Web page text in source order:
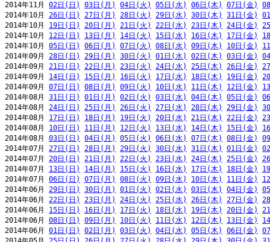
2014年11月 02日(日) 03日(月) 04日(火) 05日(水) 06日(木) 07日(金)
2014年10月 26日(日) 27日(月) 28日(火) 29日(水) 30日(木) 31日(金)
2014年10月 19日(日) 20日(月) 21日(火) 22日(水) 23日(木) 24日(金)
2014年10月 12日(日) 13日(月) 14日(火) 15日(水) 16日(木) 17日(金)
2014年10月 05日(日) 06日(月) 07日(火) 08日(水) 09日(木) 10日(金)
2014年09月 28日(日) 29日(月) 30日(火) 01日(水) 02日(木) 03日(金)
2014年09月 21日(日) 22日(月) 23日(火) 24日(水) 25日(木) 26日(金)
2014年09月 14日(日) 15日(月) 16日(火) 17日(水) 18日(木) 19日(金)
2014年09月 07日(日) 08日(月) 09日(火) 10日(水) 11日(木) 12日(金)
2014年08月 31日(日) 01日(月) 02日(火) 03日(水) 04日(木) 05日(金)
2014年08月 24日(日) 25日(月) 26日(火) 27日(水) 28日(木) 29日(金)
2014年08月 17日(日) 18日(月) 19日(火) 20日(水) 21日(木) 22日(金)
2014年08月 10日(日) 11日(月) 12日(火) 13日(水) 14日(木) 15日(金)
2014年08月 03日(日) 04日(月) 05日(火) 06日(水) 07日(木) 08日(金)
2014年07月 27日(日) 28日(月) 29日(火) 30日(水) 31日(木) 01日(金)
2014年07月 20日(日) 21日(月) 22日(火) 23日(水) 24日(木) 25日(金)
2014年07月 13日(日) 14日(月) 15日(火) 16日(水) 17日(木) 18日(金)
2014年07月 06日(日) 07日(月) 08日(火) 09日(水) 10日(木) 11日(金)
2014年06月 29日(日) 30日(月) 01日(火) 02日(水) 03日(木) 04日(金)
2014年06月 22日(日) 23日(月) 24日(火) 25日(水) 26日(木) 27日(金)
2014年06月 15日(日) 16日(月) 17日(火) 18日(水) 19日(木) 20日(金)
2014年06月 08日(日) 09日(月) 10日(火) 11日(水) 12日(木) 13日(金)
2014年06月 01日(日) 02日(月) 03日(火) 04日(水) 05日(木) 06日(金)